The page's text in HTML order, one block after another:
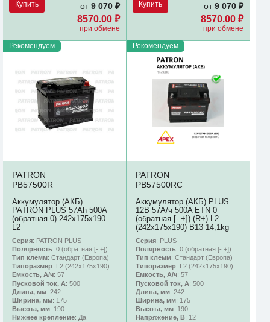
Купить от9 070 ₽
8570.00 ₽
при обмене
Купить от9 070 ₽
8570.00 ₽
при обмене
Рекомендуем
PATRON
PB57500R
Аккумулятор (АКБ)
PATRON PLUS 57Ah 500A
(обратная 0) 242x175x190
L2
Серия: PATRON PLUS
Полярность: 0 (обратная [- +])
Тип клемм: Стандарт (Европа)
Типоразмер: L2 (242х175х190)
Емкость, А/ч: 57
Пусковой ток, А: 500
Длина, мм: 242
Ширина, мм: 175
Высота, мм: 190
Нижнее крепление: Да
Рекомендуем
PATRON
PB57500RC
Аккумулятор (АКБ) PLUS
12В 57А/ч 500A ETN 0
(обратная [- +]) (R+) L2
(242х175х190) B13 14,1kg
Серия: PLUS
Полярность: 0 (обратная [- +])
Тип клемм: Стандарт (Европа)
Типоразмер: L2 (242х175х190)
Емкость, А/ч: 57
Пусковой ток, А: 500
Длина, мм: 242
Ширина, мм: 175
Высота, мм: 190
Напряжение, В: 12